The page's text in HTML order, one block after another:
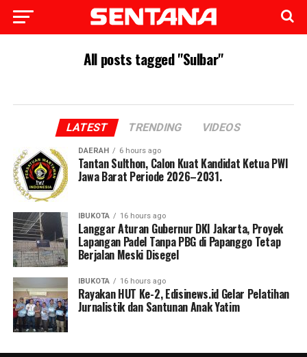
All posts tagged "Sulbar"
LATEST TRENDING VIDEOS
DAERAH 6 hours ago
Tantan Sulthon, Calon Kuat Kandidat Ketua PWI
Jawa Barat Periode 2026–2031.
IBUKOTA 16 hours ago
Langgar Aturan Gubernur DKI Jakarta, Proyek
Lapangan Padel Tanpa PBG di Papanggo Tetap
Berjalan Meski Disegel
IBUKOTA 16 hours ago
Rayakan HUT Ke-2, Edisinews.id Gelar Pelatihan
Jurnalistik dan Santunan Anak Yatim